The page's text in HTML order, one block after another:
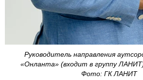
Руководитель направления
«Онланта» (входит в группу
Фото: ГК ЛАНИТ